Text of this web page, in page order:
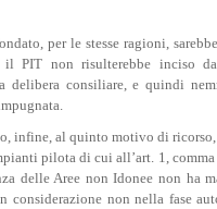
per le stesse ragioni,
PIT non risulterebbe inciso
delibera consiliare, e quindi
infine, al quinto motivo di ricorso,
pilota di cui all’art. 1,
delle Aree non Idonee non ha
considerazione non nella fase